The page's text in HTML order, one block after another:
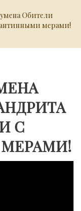
Обители
мерами!
С